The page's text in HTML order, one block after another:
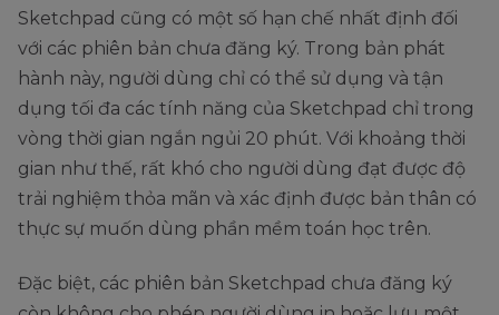
Sketchpad cũng có một số hạn chế nhất định đối
với các phiên bản chưa đăng ký. Trong bản phát
hành này, người dùng chỉ có thể sử dụng và tận
dụng tối đa các tính năng của Sketchpad chỉ trong
vòng thời gian ngắn ngủi 20 phút. Với khoảng thời
gian như thế, rất khó cho người dùng đạt được độ
trải nghiệm thỏa mãn và xác định được bản thân có
thực sự muốn dùng phần mềm toán học trên.
Đặc biệt, các phiên bản Sketchpad chưa đăng ký